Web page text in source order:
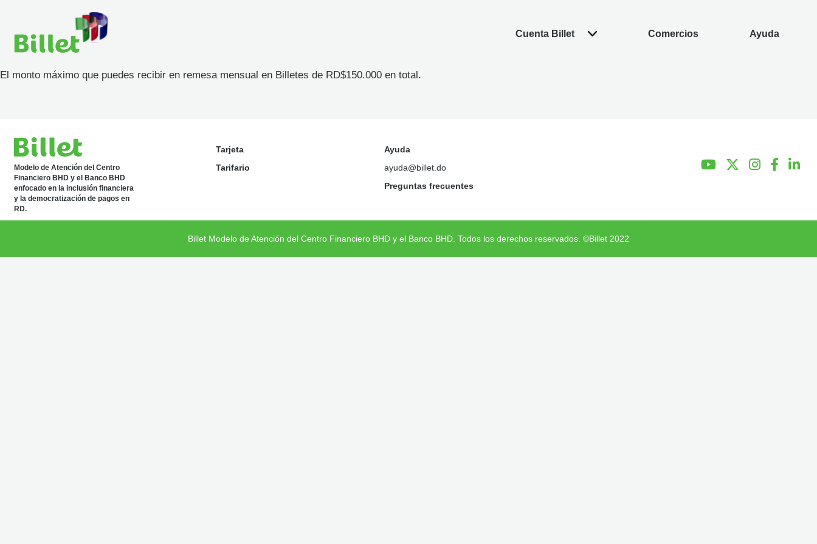
Cuenta Billet Comercios Ayuda
El monto máximo que puedes recibir en remesa mensual en Billetes de RD$150.000 en total.
Modelo de Atención del Centro
Financiero BHD y el Banco BHD
enfocado en la inclusión financiera
y la democratización de pagos en
RD.
Tarjeta
Tarifario
Ayuda
ayuda@billet.do
Preguntas frecuentes
Billet Modelo de Atención del Centro Financiero BHD y el Banco BHD. Todos los derechos reservados. ©Billet 2022